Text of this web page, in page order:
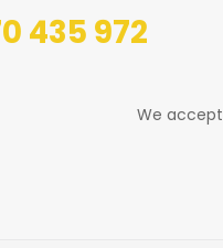
435 972
We accept